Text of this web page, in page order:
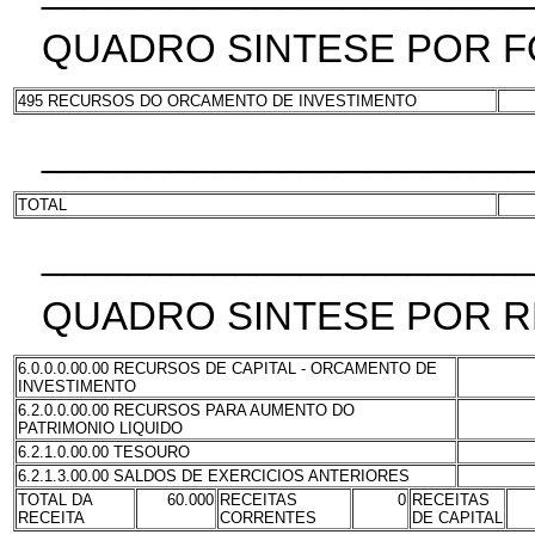
QUADRO SINTESE POR
495 RECURSOS DO ORCAMENTO DE INVESTIMENTO
TOTAL
QUADRO SINTESE POR
6.0.0.0.00.00 RECURSOS DE CAPITAL - ORCAMENTO DE
INVESTIMENTO
6.2.0.0.00.00 RECURSOS PARA AUMENTO DO
PATRIMONIO LIQUIDO
6.2.1.0.00.00 TESOURO
6.2.1.3.00.00 SALDOS DE EXERCICIOS ANTERIORES
TOTAL DA
RECEITA
60.000 RECEITAS
CORRENTES
0 RECEITAS
DE CAPITAL